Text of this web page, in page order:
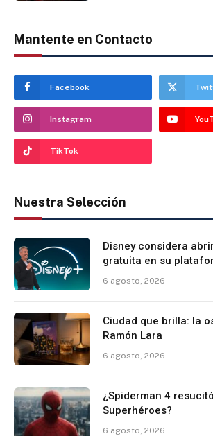
Mantente en Contacto
Facebook
Instagram
TikTok
Nuestra Selección
Disney considera
gratuita en su
6 agosto, 2026
Ciudad que brilla: la
Ramón Lara
6 agosto, 2026
¿Spiderman 4
Superhéroes?
6 agosto, 2026